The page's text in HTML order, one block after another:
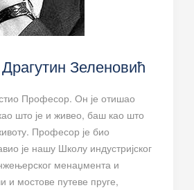
Зеленовић
Професор. Он је отишао
што је и живео, баш као што
Професор је био
је нашу Школу индустријског
менаџмента и
и мостове путеве пруге,